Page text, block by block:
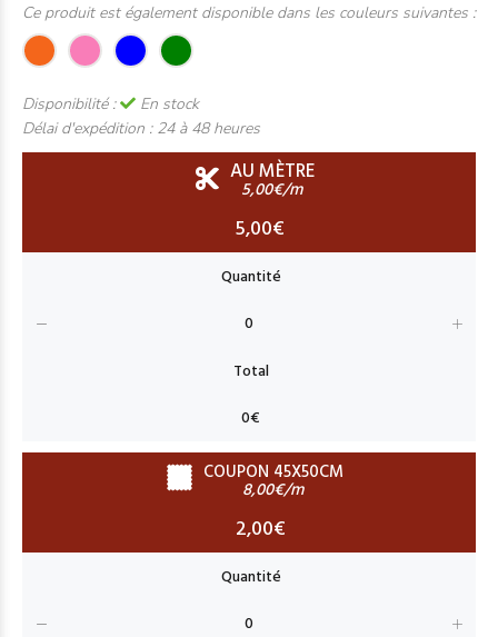
Ce produit est également disponible dans les couleurs suivantes :
Disponibilité :
En stock
Délai d'expédition : 24 à 48 heures
AU MÈTRE
5,00€/m
5,00€
COUPON 45X50CM
8,00€/m
2,00€